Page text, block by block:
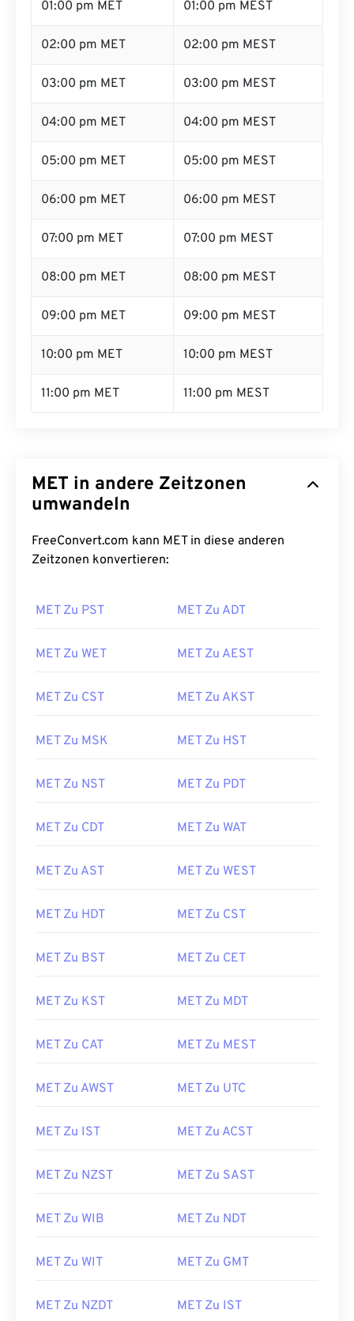
01:00 pm MET 01:00 pm MEST
02:00 pm MET 02:00 pm MEST
03:00 pm MET 03:00 pm MEST
04:00 pm MET 04:00 pm MEST
05:00 pm MET 05:00 pm MEST
06:00 pm MET 06:00 pm MEST
07:00 pm MET 07:00 pm MEST
08:00 pm MET 08:00 pm MEST
09:00 pm MET 09:00 pm MEST
10:00 pm MET 10:00 pm MEST
11:00 pm MET 11:00 pm MEST
MET in andere Zeitzonen
umwandeln
FreeConvert.com kann MET in diese anderen
Zeitzonen konvertieren:
MET Zu PST MET Zu ADT
MET Zu WET MET Zu AEST
MET Zu CST MET Zu AKST
MET Zu MSK MET Zu HST
MET Zu NST MET Zu PDT
MET Zu CDT MET Zu WAT
MET Zu AST MET Zu WEST
MET Zu HDT MET Zu CST
MET Zu BST MET Zu CET
MET Zu KST MET Zu MDT
MET Zu CAT MET Zu MEST
MET Zu AWST MET Zu UTC
MET Zu IST MET Zu ACST
MET Zu NZST MET Zu SAST
MET Zu WIB MET Zu NDT
MET Zu WIT MET Zu GMT
MET Zu NZDT MET Zu IST